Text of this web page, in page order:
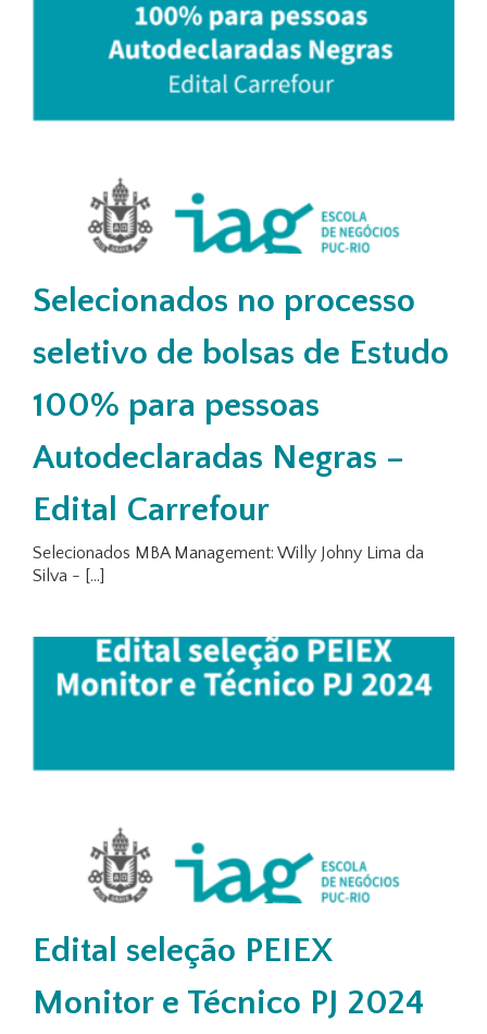
Selecionados no processo
seletivo de bolsas de Estudo
100% para pessoas
Autodeclaradas Negras –
Edital Carrefour
Selecionados MBA Management: Willy Johny Lima da
Silva - [...]
Edital seleção PEIEX
Monitor e Técnico PJ 2024